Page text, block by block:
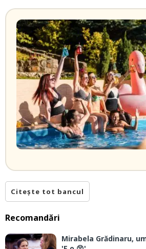
Citește tot bancul
Recomandări
Mirabela Grădinaru,